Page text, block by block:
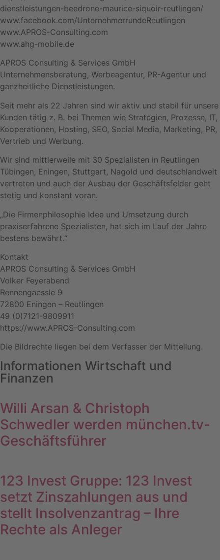
dienstleistungen-beedrone-maurice-siquoir-reutlingen/
www.facebook.com/UnternehmerrundeReutlingen
www.APROS-Consulting.com
www.ahg-mobile.de
APROS Consulting & Services GmbH
Unternehmensberatung, Werbeagentur, PR-Agentur und
ganzheitliche Dienstleistungen.
Seit mehr als 22 Jahren sind wir aktiv und stabil für unsere
Kunden tätig z. B. bei Themen wie Strategien, Prozesse, IT,
Kooperationen, Hosting, SEO, Social Media, Marketing, PR,
Vertrieb und Werbung.
Wir sind mittlerweile mit 30 Spezialisten in Reutlingen
Tübingen, Eningen, Stuttgart, Nagold und deutschlandweit
vertreten und auch der Ausbau der Geschäftsfelder geht
stetig und konstant voran.
„Die Firmenphilosophie Idee und Umsetzung durch
praxiserfahrene Spezialisten, hat sich im Lauf der Jahre
bestens bewährt.“
Kontakt
APROS Consulting & Services GmbH
Volker Feyerabend
Rennengaessle 9
72800 Eningen – Reutlingen
49 (0)7121-9809911
https://www.APROS-Consulting.com
Die Bildrechte liegen bei dem Verfasser der Mitteilung.
Informationen Wirtschaft und
Finanzen
Willi Arsan & Christoph
Schwedler werden münchen.tv-
Geschäftsführer
123 Invest Gruppe: 123 Invest
setzt Zinszahlungen aus und
stellt Insolvenzantrag – Ihre
Rechte als Anleger